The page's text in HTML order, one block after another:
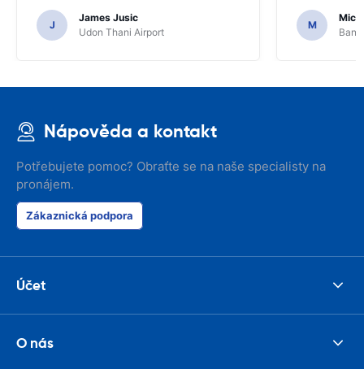
services or car.
J
James Jusic
Udon Thani Airport
M
Nápověda a kontakt
Potřebujete pomoc? Obraťte se na naše specialisty na
pronájem.
Zákaznická podpora
Účet
O nás